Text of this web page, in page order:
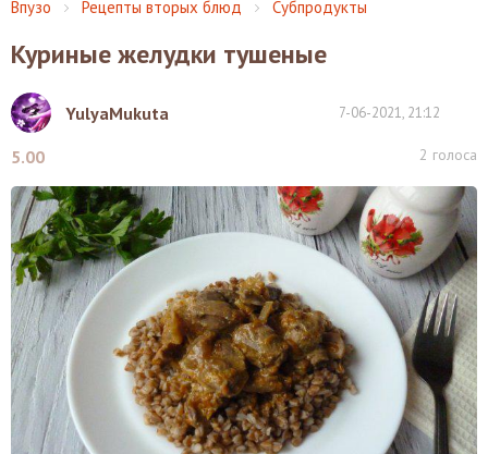
Впузо Рецепты вторых блюд Субпродукты
Куриные желудки тушеные
YulyaMukuta 7-06-2021, 21:12
5.00 2 голоса